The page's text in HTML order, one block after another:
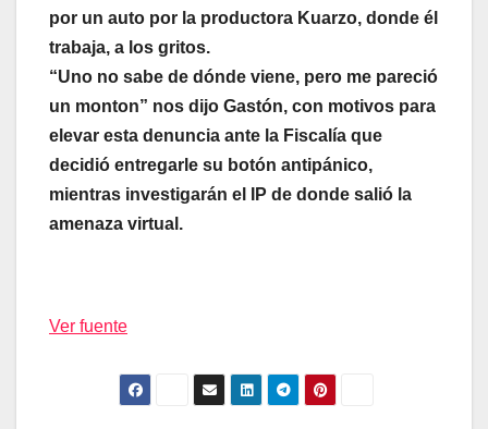
por un auto por la productora Kuarzo, donde él
trabaja, a los gritos.
“Uno no sabe de dónde viene, pero me pareció
un monton” nos dijo Gastón, con motivos para
elevar esta denuncia ante la Fiscalía que
decidió entregarle su botón antipánico,
mientras investigarán el IP de donde salió la
amenaza virtual.
Ver fuente